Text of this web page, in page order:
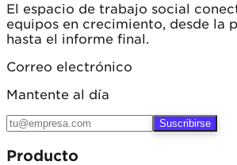
El espacio de trabajo social
equipos en crecimiento, desde la
hasta el informe final.
Correo electrónico
Mantente al día
Suscribirse
Producto